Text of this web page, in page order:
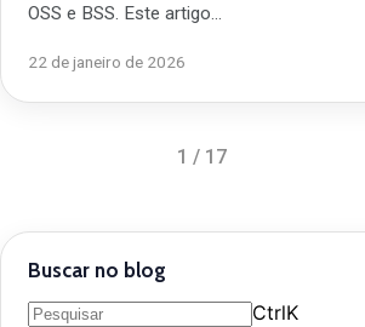
OSS e BSS. Este artigo…
22 de janeiro de 2026
1 / 17
Buscar no blog
CtrlK